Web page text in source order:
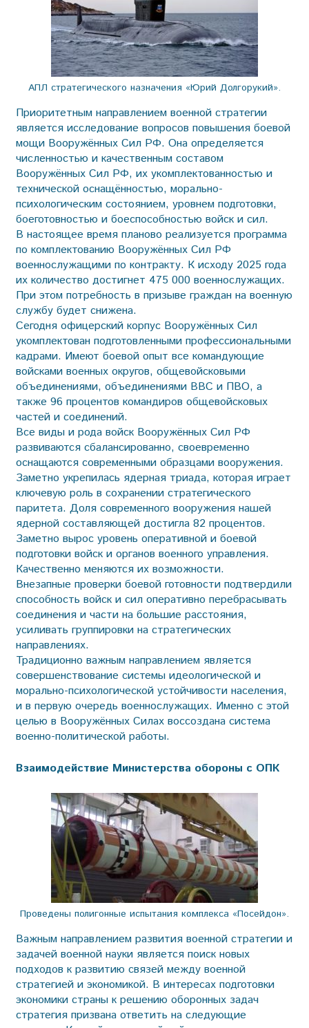
АПЛ стратегического назначения «Юрий Долгорукий».
Приоритетным направлением военной стратегии
является исследование вопросов повышения боевой
мощи Вооружённых Сил РФ. Она определяется
численностью и качественным составом
Вооружённых Сил РФ, их укомплектованностью и
технической оснащённостью, морально-
психологическим состоянием, уровнем подготовки,
боеготовностью и бое­способностью войск и сил.
В настоящее время планово реализуется программа
по комплектованию Вооружённых Сил РФ
военнослужащими по контракту. К исходу 2025 года
их количество достигнет 475 000 военнослужащих.
При этом потребность в призыве граждан на военную
службу будет снижена.
Сегодня офицерский корпус Вооружённых Сил
укомплектован подготовленными профессиональными
кадрами. Имеют боевой опыт все командующие
войсками военных округов, общевойсковыми
объединениями, объединениями ВВС и ПВО, а
также 96 процентов командиров общевойсковых
частей и соединений.
Все виды и рода войск Вооружённых Сил РФ
развиваются сбалансированно, своевременно
оснащаются современными образцами вооружения.
Заметно укрепилась ядерная триада, которая играет
ключевую роль в сохранении стратегического
паритета. Доля современного вооружения нашей
ядерной составляющей достигла 82 процентов.
Заметно вырос уровень оперативной и боевой
подготовки войск и органов военного управления.
Качественно меняются их возможности.
Внезапные проверки боевой готовности подтвердили
способность войск и сил оперативно перебрасывать
соединения и части на большие расстояния,
усиливать группировки на стратегических
направлениях.
Традиционно важным направлением является
совершенствование системы идеологической и
морально-психологической устойчивости населения,
и в первую очередь военнослужащих. Именно с этой
целью в Вооружённых Силах воссоздана система
военно-политической работы.
Взаимодействие Министерства обороны с ОПК
Проведены полигонные испытания комплекса «Посейдон».
Важным направлением развития военной стратегии и
задачей военной науки является поиск новых
подходов к развитию связей между военной
стратегией и экономикой. В интересах подготовки
экономики страны к решению оборонных задач
стратегия призвана ответить на следующие